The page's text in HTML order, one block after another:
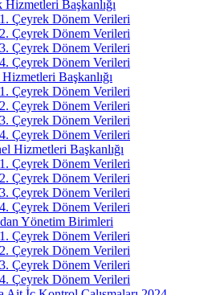
Hizmetleri Başkanlığı
1. Çeyrek Dönem Verileri
2. Çeyrek Dönem Verileri
3. Çeyrek Dönem Verileri
4. Çeyrek Dönem Verileri
Hizmetleri Başkanlığı
1. Çeyrek Dönem Verileri
2. Çeyrek Dönem Verileri
3. Çeyrek Dönem Verileri
4. Çeyrek Dönem Verileri
Hizmetleri Başkanlığı
1. Çeyrek Dönem Verileri
2. Çeyrek Dönem Verileri
3. Çeyrek Dönem Verileri
4. Çeyrek Dönem Verileri
Yönetim Birimleri
1. Çeyrek Dönem Verileri
2. Çeyrek Dönem Verileri
3. Çeyrek Dönem Verileri
4. Çeyrek Dönem Verileri